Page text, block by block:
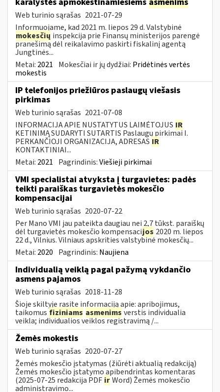
Web turinio sąrašas 2021-07-29
Informuojame, kad 2021 m. liepos 29 d. Valstybinė
mokesčių inspekcija prie Finansų ministerijos parengė
pranešimą dėl reikalavimo paskirti fiskalinį agentą
Jungtinės...
Metai: 2021 Mokesčiai ir jų dydžiai: Pridėtinės vertės
mokestis
IP telefonijos priežiūros paslaugų viešasis
pirkimas
Web turinio sąrašas 2021-07-08
INFORMACIJA APIE NUSTATYTUS LAIMĖTOJUS IR
KETINIMĄ SUDARYTI SUTARTIS Paslaugų pirkimai I.
PERKANČIOJI ORGANIZACIJA, ADRESAS IR
KONTAKTINIAI...
Metai: 2021 Pagrindinis:Viešieji pirkimai
VMI specialistai atvyksta į turgavietes: padės
teikti paraiškas turgavietės mokesčio
kompensacijai
Web turinio sąrašas 2020-07-22
Per Mano VMI jau pateikta daugiau nei 2,7 tūkst. paraiškų
dėl turgavietės mokesčio kompensacijos 2020 m. liepos
22 d., Vilnius. Vilniaus apskrities valstybinė mokesčių...
Metai: 2020 Pagrindinis: Naujiena
Individualią veiklą pagal pažymą vykdančio
asmens pajamos
Web turinio sąrašas 2018-11-28
Šioje skiltyje rasite informaciją apie: apribojimus,
taikomus fiziniams asmenims verstis individualia
veikla; individualios veiklos registravimą /...
Žemės mokestis
Web turinio sąrašas 2020-07-27
Žemės mokesčio įstatymas (žiūrėti aktualią redakciją)
Žemės mokesčio įstatymo apibendrintas komentaras
(2025-07-25 redakcija PDF irWord) Žemės mokesčio
administravimo...